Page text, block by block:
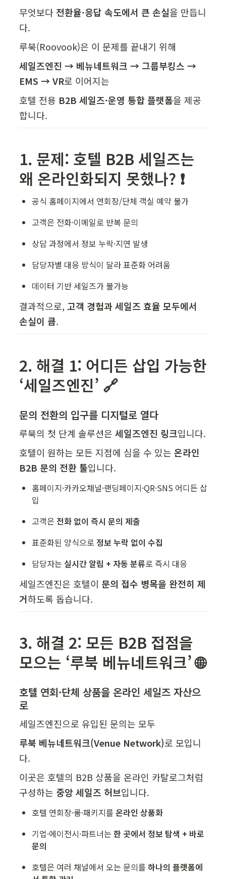
무엇보다 전환율·응답 속도에서 큰 손실을 만듭니
다.
루북(Roovook)은 이 문제를 끝내기 위해
세일즈엔진 → 베뉴네트워크 → 그룹부킹스 →
EMS → VR로 이어지는
호텔 전용 B2B 세일즈·운영 통합 플랫폼을 제공
합니다.
1. 문제: 호텔 B2B 세일즈는
왜 온라인화되지 못했나? ❗️
공식 홈페이지에서 연회장/단체 객실 예약 불가
고객은 전화·이메일로 반복 문의
상담 과정에서 정보 누락·지연 발생
담당자별 대응 방식이 달라 표준화 어려움
데이터 기반 세일즈가 불가능
결과적으로, 고객 경험과 세일즈 효율 모두에서
손실이 큼.
2. 해결 1: 어디든 삽입 가능한
‘세일즈엔진’ 🔗
문의 전환의 입구를 디지털로 열다
루북의 첫 단계 솔루션은 세일즈엔진 링크입니다.
호텔이 원하는 모든 지점에 심을 수 있는 온라인
B2B 문의 전환 툴입니다.
홈페이지·카카오채널·랜딩페이지·QR·SNS 어디든 삽
입
고객은 전화 없이 즉시 문의 제출
표준화된 양식으로 정보 누락 없이 수집
담당자는 실시간 알림 + 자동 분류로 즉시 대응
세일즈엔진은 호텔이 문의 접수 병목을 완전히 제
거하도록 돕습니다.
3. 해결 2: 모든 B2B 접점을
모으는 ‘루북 베뉴네트워크’ 🌐
호텔 연회·단체 상품을 온라인 세일즈 자산으
로
세일즈엔진으로 유입된 문의는 모두
루북 베뉴네트워크(Venue Network)로 모입니
다.
이곳은 호텔의 B2B 상품을 온라인 카탈로그처럼
구성하는 중앙 세일즈 허브입니다.
호텔 연회장·룸·패키지를 온라인 상품화
기업·에이전시·파트너는 한 곳에서 정보 탐색 + 바로
문의
호텔은 여러 채널에서 오는 문의를 하나의 플랫폼에